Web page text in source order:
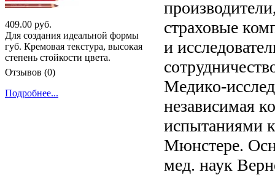
страховые
и
Медико-
независимая
испытаниями
Мюнстере.
мед. наук
409.00 руб.
Для создания идеальной формы
губ. Кремовая текстура, высокая
степень стойкости цвета.
Отзывов (0)
Подробнее...